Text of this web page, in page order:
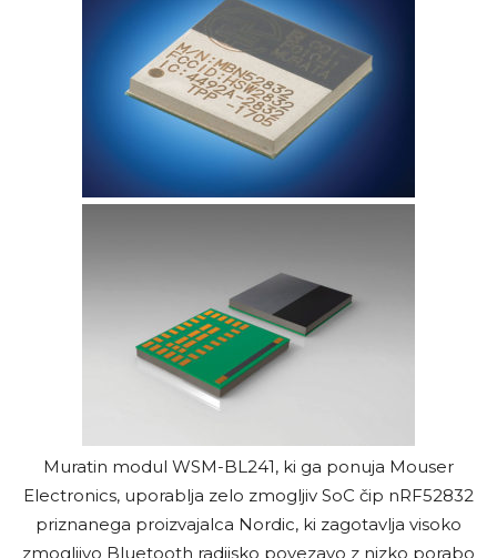
Muratin modul WSM-BL241, ki ga ponuja Mouser
Electronics, uporablja zelo zmogljiv SoC čip nRF52832
priznanega proizvajalca Nordic, ki zagotavlja visoko
zmogljivo Bluetooth radijsko povezavo z nizko porabo